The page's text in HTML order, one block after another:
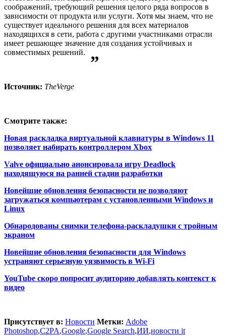
соображений, требующий решения целого ряда вопросов в
зависимости от продукта или услуги. Хотя мы знаем, что не
существует идеального решения для всех материалов
находящихся в сети, работа с другими участниками отрасли
имеет решающее значение для создания устойчивых и
совместимых решений.
”
Источник: TheVerge
Смотрите также:
Новая раскладка виртуальной клавиатуры в Windows 11
позволяет набирать контроллером Xbox
Valve официально анонсировала игру Deadlock
находящуюся на ранней стадии разработки
Новейшие обновления безопасности не позволяют
загружаться компьютерам с установленными Windows и
Linux
Обнародованы снимки телефона-раскладушки с тройным
экраном
Новейшие обновления безопасности для Windows
устраняют серьезную уязвимость в Wi-Fi
YouTube скоро попросит аудиторию добавлять контекст к
видео
Присутствует в: Новости Метки: Adobe
Photoshop,C2PA,Google,Google Search,ИИ,новости it